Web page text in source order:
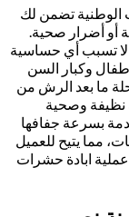
الوطنية تضمن لك
أو أضرار صحية.
لا تسبب أي حساسية
وكبار السن
ما بعد الرش من
نظيفة وصحية
بسرعة جفافها
مما يتيح للعميل
عملية ابادة حشرات